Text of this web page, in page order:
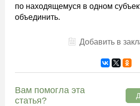
по находящемуся в одном
объединить.
Добавить в
Вам помогла эта
статья?